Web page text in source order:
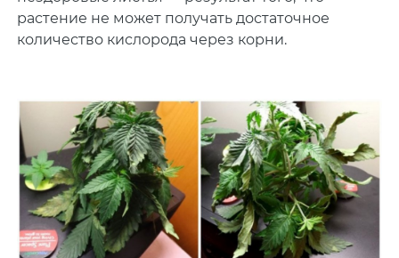
растение не может получать достаточное
количество кислорода через корни.